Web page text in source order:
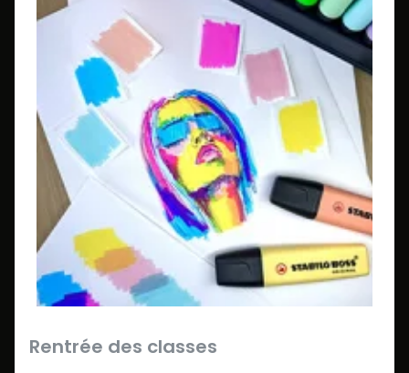
Rentrée des classes